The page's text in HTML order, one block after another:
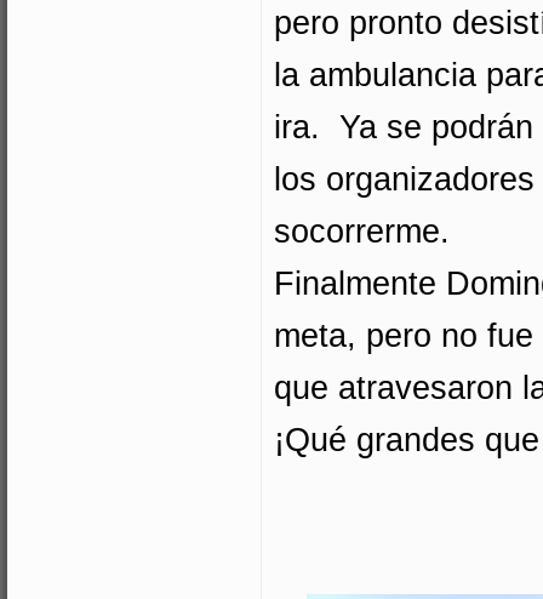
pero pronto
la ambulancia
ira. Ya se podrán
los
socorrerme.
Finalmente
meta, pero no
que atravesaron
¡Qué grandes